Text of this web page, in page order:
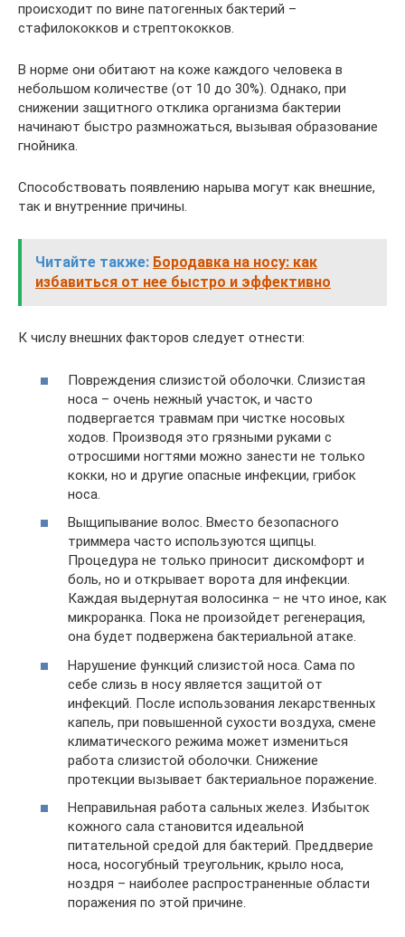
происходит по вине патогенных бактерий –
стафилококков и стрептококков.
В норме они обитают на коже каждого человека в
небольшом количестве (от 10 до 30%). Однако, при
снижении защитного отклика организма бактерии
начинают быстро размножаться, вызывая образование
гнойника.
Способствовать появлению нарыва могут как внешние,
так и внутренние причины.
Читайте также: Бородавка на носу: как
избавиться от нее быстро и эффективно
К числу внешних факторов следует отнести:
Повреждения слизистой оболочки. Слизистая
носа – очень нежный участок, и часто
подвергается травмам при чистке носовых
ходов. Производя это грязными руками с
отросшими ногтями можно занести не только
кокки, но и другие опасные инфекции, грибок
носа.
Выщипывание волос. Вместо безопасного
триммера часто используются щипцы.
Процедура не только приносит дискомфорт и
боль, но и открывает ворота для инфекции.
Каждая выдернутая волосинка – не что иное, как
микроранка. Пока не произойдет регенерация,
она будет подвержена бактериальной атаке.
Нарушение функций слизистой носа. Сама по
себе слизь в носу является защитой от
инфекций. После использования лекарственных
капель, при повышенной сухости воздуха, смене
климатического режима может измениться
работа слизистой оболочки. Снижение
протекции вызывает бактериальное поражение.
Неправильная работа сальных желез. Избыток
кожного сала становится идеальной
питательной средой для бактерий. Преддверие
носа, носогубный треугольник, крыло носа,
ноздря – наиболее распространенные области
поражения по этой причине.